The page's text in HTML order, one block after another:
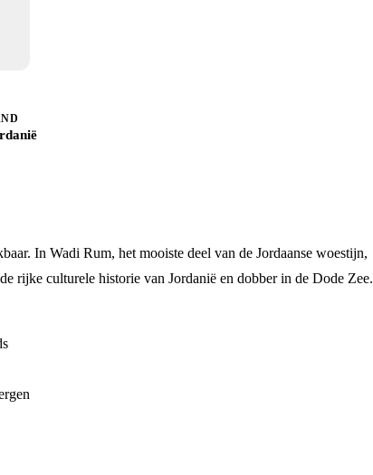
In Wadi Rum, het mooiste deel van de Jordaanse woestijn,
culturele historie van Jordanië en dobber in de Dode Zee.